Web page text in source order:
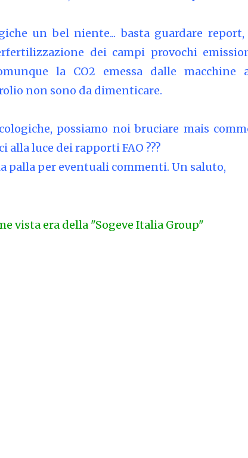
un bel niente... basta guardare
dei campi provochi
la CO2 emessa dalle
non sono da dimenticare.
possiamo noi bruciare mais
alla luce dei rapporti FAO ???
palla per eventuali commenti. Un saluto,
vista era della "Sogeve Italia Group"